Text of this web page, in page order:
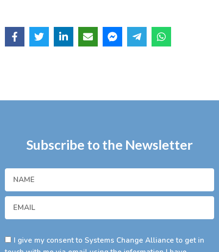
Subscribe to the Newsletter
I give my consent to Systems Change Alliance to get in